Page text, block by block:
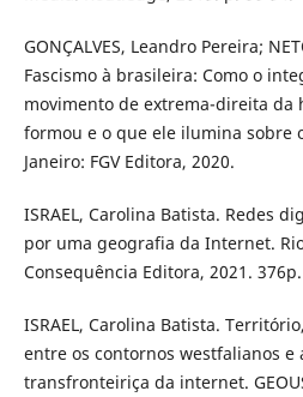
GONÇALVES, Leandro Pereira;
Fascismo à brasileira: Como o
movimento de extrema-direita da
formou e o que ele ilumina sobre
Janeiro: FGV Editora, 2020.
ISRAEL, Carolina Batista. Redes
por uma geografia da Internet.
Consequência Editora, 2021. 376p.
ISRAEL, Carolina Batista.
entre os contornos westfalianos e
transfronteiriça da internet.